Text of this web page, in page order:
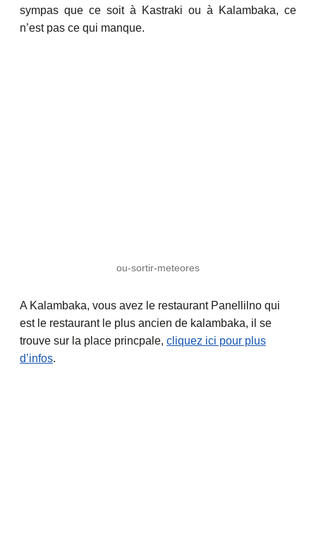
sympas que ce soit à Kastraki ou à Kalambaka, ce
n’est pas ce qui manque.
ou-sortir-meteores
A Kalambaka, vous avez le restaurant Panellilno qui
est le restaurant le plus ancien de kalambaka, il se
trouve sur la place princpale, cliquez ici pour plus
d’infos.